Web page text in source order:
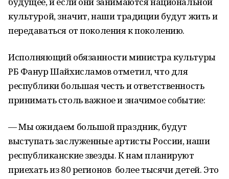
культурой, значит, наши традиции будут жить и
передаваться от поколения к поколению.
Исполняющий обязанности министра культуры
РБ Фанур Шайхисламов отметил, что для
республики большая честь и ответственность
принимать столь важное и значимое событие:
— Мы ожидаем большой праздник, будут
выступать заслуженные артисты России, наши
республиканские звезды. К нам планируют
приехать из 80 регионов более тысячи детей. Это